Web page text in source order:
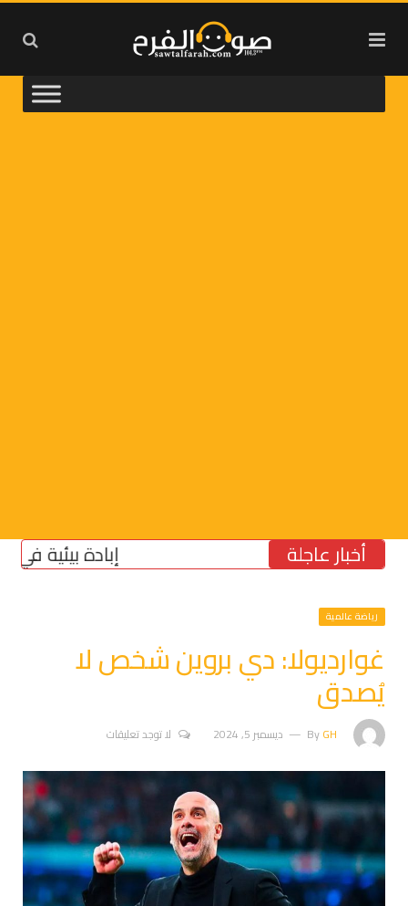
أخبار عاجلة إبادة بيئية في
رياضة عالمية
غوارديولا: دي بروين شخص لا
يُصدق
ByGH ديسمبر 5, 2024 لا توجد تعليقات